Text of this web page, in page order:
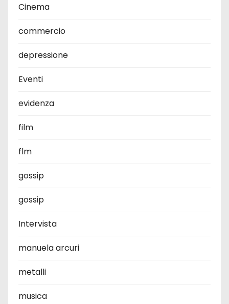
Cinema
commercio
depressione
Eventi
evidenza
film
flm
gossip
gossip
Intervista
manuela arcuri
metalli
musica